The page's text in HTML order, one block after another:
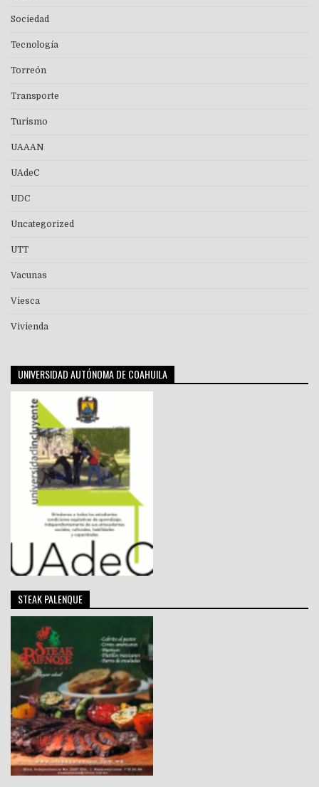
Sociedad
Tecnología
Torreón
Transporte
Turismo
UAAAN
UAdeC
UDC
Uncategorized
UTT
Vacunas
Viesca
Vivienda
UNIVERSIDAD AUTÓNOMA DE COAHUILA
STEAK PALENQUE